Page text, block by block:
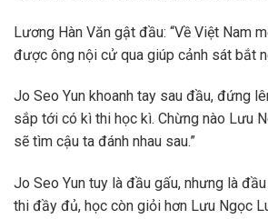
Lương Hàn Văn gật đầu: “Về Việt Nam
được ông nội cử qua giúp cảnh sát bắt
Jo Seo Yun khoanh tay sau đầu, đứng
sắp tới có kì thi học kì. Chừng nào Lưu
sẽ tìm cậu ta đánh nhau sau.”
Jo Seo Yun tuy là đầu gấu, nhưng là
thi đầy đủ, học còn giỏi hơn Lưu Ngọc